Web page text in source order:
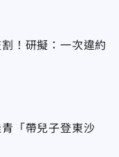
！研擬：一次違約
「帶兒子登東沙